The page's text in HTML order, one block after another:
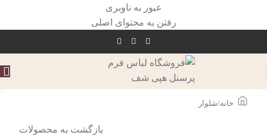
عبور به ناوبری
رفتن به محتوای اصلی
خانه/شلوار
بازگشت به محصولات